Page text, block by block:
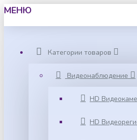
МЕНЮ
Категории товаров
Видеонаблюдение
HD
HD